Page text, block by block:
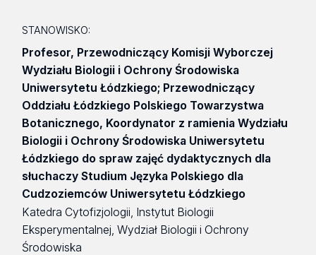
STANOWISKO:
Profesor, Przewodniczący Komisji Wyborczej
Wydziału Biologii i Ochrony Środowiska
Uniwersytetu Łódzkiego; Przewodniczący
Oddziału Łódzkiego Polskiego Towarzystwa
Botanicznego, Koordynator z ramienia Wydziału
Biologii i Ochrony Środowiska Uniwersytetu
Łódzkiego do spraw zajęć dydaktycznych dla
słuchaczy Studium Języka Polskiego dla
Cudzoziemców Uniwersytetu Łódzkiego
Katedra Cytofizjologii, Instytut Biologii
Eksperymentalnej, Wydział Biologii i Ochrony
Środowiska